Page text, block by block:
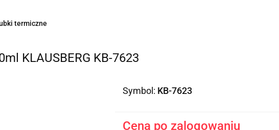
termiczne
KLAUSBERG KB-7623
Symbol: KB-7623
Cena po zalogowaniu